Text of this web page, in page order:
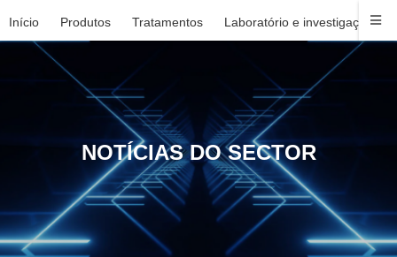
Início Produtos Tratamentos Laboratório e investigação
NOTÍCIAS DO SECTOR